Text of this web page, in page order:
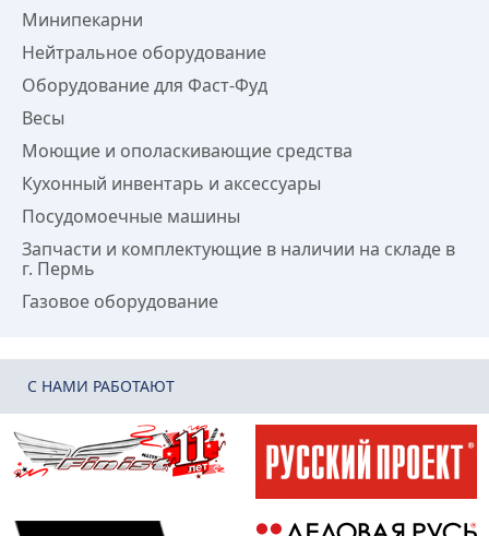
Минипекарни
Нейтральное оборудование
Оборудование для Фаст-Фуд
Весы
Моющие и ополаскивающие средства
Кухонный инвентарь и аксессуары
Посудомоечные машины
Запчасти и комплектующие в наличии на складе в
г. Пермь
Газовое оборудование
C НАМИ РАБОТАЮТ